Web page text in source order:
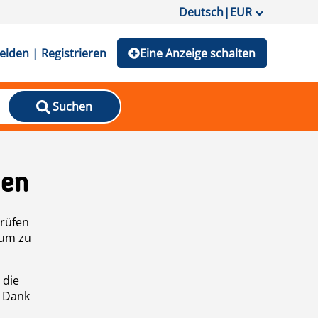
Deutsch|EUR
| Registrieren Eine Anzeige schalten
Suchen
zu
die